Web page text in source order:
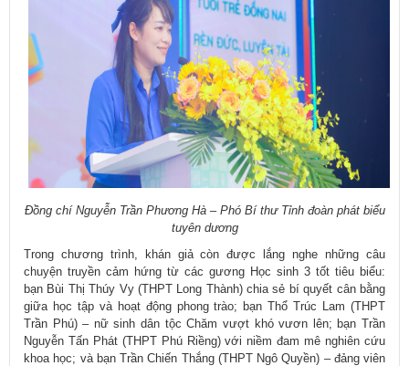
Đồng chí Nguyễn Trần Phương Hà – Phó Bí thư Tỉnh đoàn phát biểu
tuyên dương
Trong chương trình, khán giả còn được lắng nghe những câu
chuyện truyền cảm hứng từ các gương Học sinh 3 tốt tiêu biểu:
bạn Bùi Thị Thúy Vy (THPT Long Thành) chia sẻ bí quyết cân bằng
giữa học tập và hoạt động phong trào; bạn Thổ Trúc Lam (THPT
Trần Phú) – nữ sinh dân tộc Chăm vượt khó vươn lên; bạn Trần
Nguyễn Tấn Phát (THPT Phú Riềng) với niềm đam mê nghiên cứu
khoa học; và bạn Trần Chiến Thắng (THPT Ngô Quyền) – đảng viên